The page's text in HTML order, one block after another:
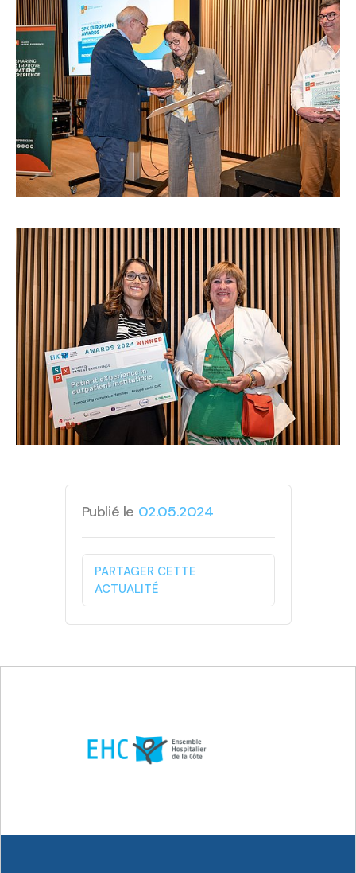
Publié le 02.05.2024
PARTAGER CETTE
ACTUALITÉ